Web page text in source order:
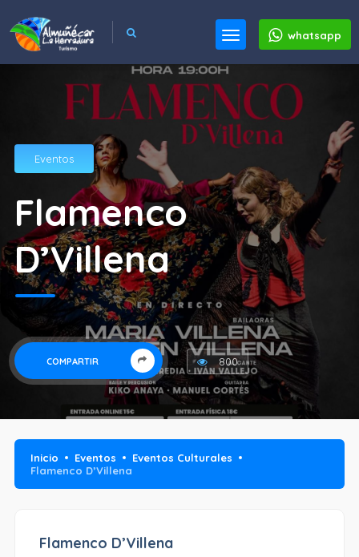
whatsapp
Eventos
Flamenco
D’Villena
COMPARTIR 800
Inicio Eventos
Eventos Culturales
Flamenco D’Villena
Flamenco D’Villena